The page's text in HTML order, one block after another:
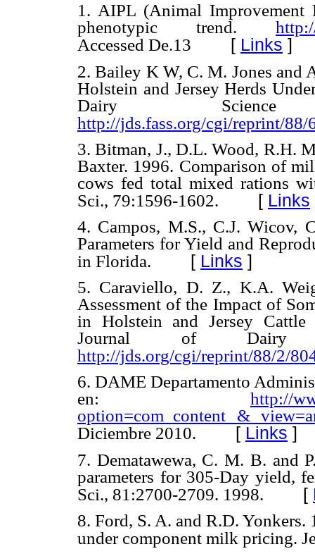
1. AIPL (Animal Improvement
phenotypic trend.
Accessed De.13 [ Links ]
2. Bailey K W, C. M. Jones and
Holstein and Jersey Herds
Dairy
http://jds.fass.org/cgi/reprint/88/
3. Bitman, J., D.L. Wood, R.H.
Baxter. 1996. Comparison of
cows fed total mixed rations
Sci., 79:1596-1602. [ Links
4. Campos, M.S., C.J. Wicov,
Parameters for Yield and
in Florida. [ Links ]
5. Caraviello, D. Z., K.A.
Assessment of the Impact of
in Holstein and Jersey
Journal of Dairy
http://jds.org/cgi/reprint/88/2/
6. DAME Departamento
en: http://
option=com_content &
Diciembre 2010. [ Links ]
7. Dematawewa, C. M. B. and
parameters for 305-Day yield,
Sci., 81:2700-2709. 1998. [
8. Ford, S. A. and R.D.
under component milk pricing.